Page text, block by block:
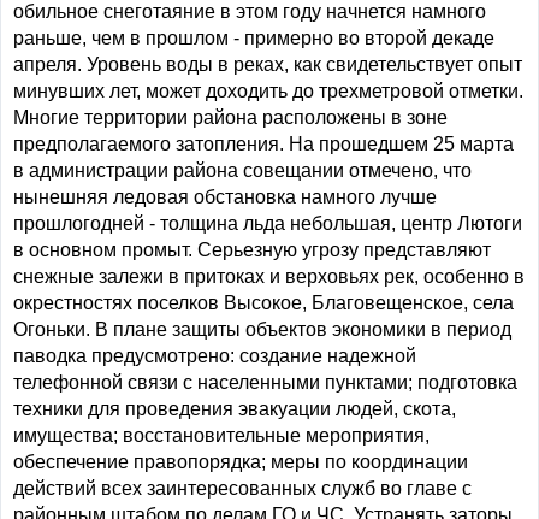
обильное снеготаяние в этом году начнется намного
раньше, чем в прошлом - примерно во второй декаде
апреля. Уровень воды в реках, как свидетельствует опыт
минувших лет, может доходить до трехметровой отметки.
Многие территории района расположены в зоне
предполагаемого затопления. На прошедшем 25 марта
в администрации района совещании отмечено, что
нынешняя ледовая обстановка намного лучше
прошлогодней - толщина льда небольшая, центр Лютоги
в основном промыт. Серьезную угрозу представляют
снежные залежи в притоках и верховьях рек, особенно в
окрестностях поселков Высокое, Благовещенское, села
Огоньки. В плане защиты объектов экономики в период
паводка предусмотрено: создание надежной
телефонной связи с населенными пунктами; подготовка
техники для проведения эвакуации людей, скота,
имущества; восстановительные мероприятия,
обеспечение правопорядка; меры по координации
действий всех заинтересованных служб во главе с
районным штабом по делам ГО и ЧС. Устранять заторы